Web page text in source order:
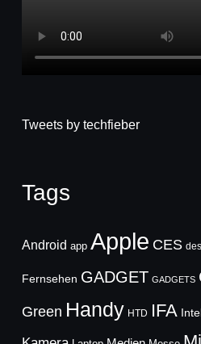
Tweets by techfieber
Tags
Android app Apple CES
Fernsehen GADGET GADGETS
Green Handy HTD IFA